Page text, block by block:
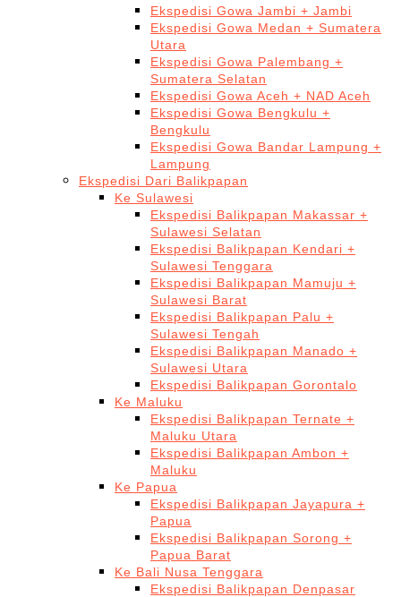
Ekspedisi Gowa Jambi + Jambi
Ekspedisi Gowa Medan + Sumatera
Utara
Ekspedisi Gowa Palembang +
Sumatera Selatan
Ekspedisi Gowa Aceh + NAD Aceh
Ekspedisi Gowa Bengkulu +
Bengkulu
Ekspedisi Gowa Bandar Lampung +
Lampung
Ekspedisi Dari Balikpapan
Ke Sulawesi
Ekspedisi Balikpapan Makassar +
Sulawesi Selatan
Ekspedisi Balikpapan Kendari +
Sulawesi Tenggara
Ekspedisi Balikpapan Mamuju +
Sulawesi Barat
Ekspedisi Balikpapan Palu +
Sulawesi Tengah
Ekspedisi Balikpapan Manado +
Sulawesi Utara
Ekspedisi Balikpapan Gorontalo
Ke Maluku
Ekspedisi Balikpapan Ternate +
Maluku Utara
Ekspedisi Balikpapan Ambon +
Maluku
Ke Papua
Ekspedisi Balikpapan Jayapura +
Papua
Ekspedisi Balikpapan Sorong +
Papua Barat
Ke Bali Nusa Tenggara
Ekspedisi Balikpapan Denpasar